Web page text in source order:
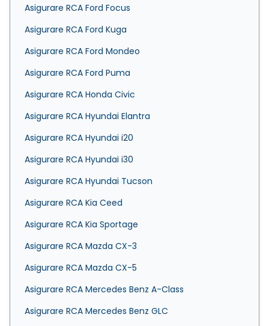
Asigurare RCA Ford Focus
Asigurare RCA Ford Kuga
Asigurare RCA Ford Mondeo
Asigurare RCA Ford Puma
Asigurare RCA Honda Civic
Asigurare RCA Hyundai Elantra
Asigurare RCA Hyundai i20
Asigurare RCA Hyundai i30
Asigurare RCA Hyundai Tucson
Asigurare RCA Kia Ceed
Asigurare RCA Kia Sportage
Asigurare RCA Mazda CX-3
Asigurare RCA Mazda CX-5
Asigurare RCA Mercedes Benz A-Class
Asigurare RCA Mercedes Benz GLC